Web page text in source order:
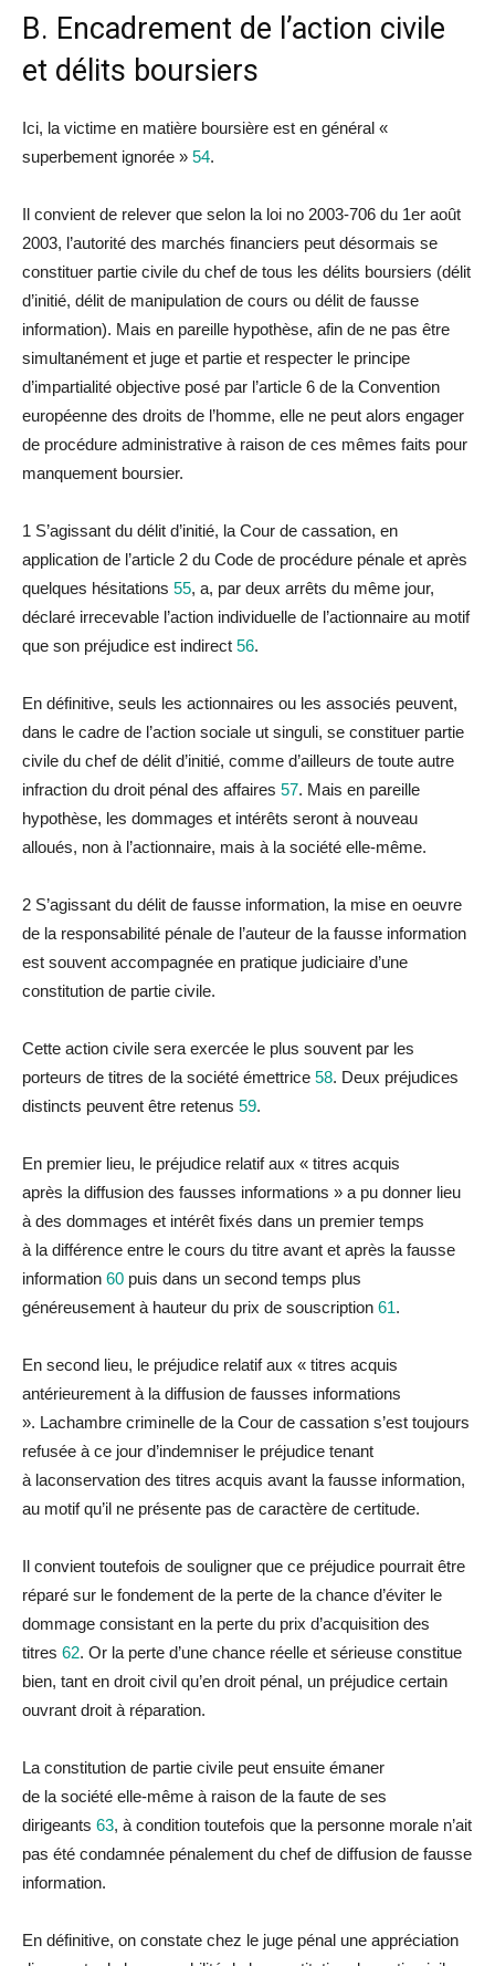
B. Encadrement de l’action civile
et délits boursiers
Ici, la victime en matière boursière est en général «
superbement ignorée » 54.
Il convient de relever que selon la loi no 2003-706 du 1er août
2003, l’autorité des marchés financiers peut désormais se
constituer partie civile du chef de tous les délits boursiers (délit
d’initié, délit de manipulation de cours ou délit de fausse
information). Mais en pareille hypothèse, afin de ne pas être
simultanément et juge et partie et respecter le principe
d’impartialité objective posé par l’article 6 de la Convention
européenne des droits de l’homme, elle ne peut alors engager
de procédure administrative à raison de ces mêmes faits pour
manquement boursier.
1 S’agissant du délit d’initié, la Cour de cassation, en
application de l’article 2 du Code de procédure pénale et après
quelques hésitations 55, a, par deux arrêts du même jour,
déclaré irrecevable l’action individuelle de l’actionnaire au motif
que son préjudice est indirect 56.
En définitive, seuls les actionnaires ou les associés peuvent,
dans le cadre de l’action sociale ut singuli, se constituer partie
civile du chef de délit d’initié, comme d’ailleurs de toute autre
infraction du droit pénal des affaires 57. Mais en pareille
hypothèse, les dommages et intérêts seront à nouveau
alloués, non à l’actionnaire, mais à la société elle-même.
2 S’agissant du délit de fausse information, la mise en oeuvre
de la responsabilité pénale de l’auteur de la fausse information
est souvent accompagnée en pratique judiciaire d’une
constitution de partie civile.
Cette action civile sera exercée le plus souvent par les
porteurs de titres de la société émettrice 58. Deux préjudices
distincts peuvent être retenus 59.
En premier lieu, le préjudice relatif aux « titres acquis
après la diffusion des fausses informations » a pu donner lieu
à des dommages et intérêt fixés dans un premier temps
à la différence entre le cours du titre avant et après la fausse
information 60 puis dans un second temps plus
généreusement à hauteur du prix de souscription 61.
En second lieu, le préjudice relatif aux « titres acquis
antérieurement à la diffusion de fausses informations
». Lachambre criminelle de la Cour de cassation s’est toujours
refusée à ce jour d’indemniser le préjudice tenant
à laconservation des titres acquis avant la fausse information,
au motif qu’il ne présente pas de caractère de certitude.
Il convient toutefois de souligner que ce préjudice pourrait être
réparé sur le fondement de la perte de la chance d’éviter le
dommage consistant en la perte du prix d’acquisition des
titres 62. Or la perte d’une chance réelle et sérieuse constitue
bien, tant en droit civil qu’en droit pénal, un préjudice certain
ouvrant droit à réparation.
La constitution de partie civile peut ensuite émaner
de la société elle-même à raison de la faute de ses
dirigeants 63, à condition toutefois que la personne morale n’ait
pas été condamnée pénalement du chef de diffusion de fausse
information.
En définitive, on constate chez le juge pénal une appréciation